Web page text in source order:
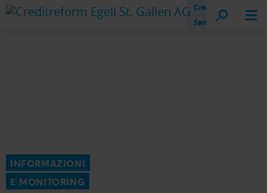
Creditreform
San Gallo
INFORMAZIONI
E MONITORING